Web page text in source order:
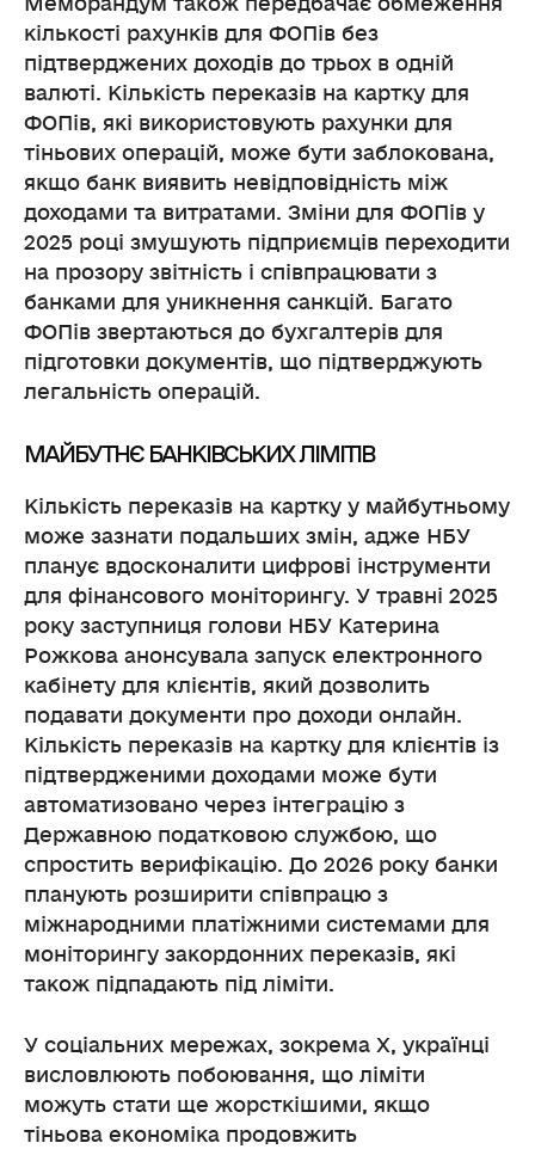
кількості рахунків для ФОПів без
підтверджених доходів до трьох в одній
валюті. Кількість переказів на картку для
ФОПів, які використовують рахунки для
тіньових операцій, може бути заблокована,
якщо банк виявить невідповідність між
доходами та витратами. Зміни для ФОПів у
2025 році змушують підприємців переходити
на прозору звітність і співпрацювати з
банками для уникнення санкцій. Багато
ФОПів звертаються до бухгалтерів для
підготовки документів, що підтверджують
легальність операцій.
МАЙБУТНЄ БАНКІВСЬКИХ ЛІМІТІВ
Кількість переказів на картку у майбутньому
може зазнати подальших змін, адже НБУ
планує вдосконалити цифрові інструменти
для фінансового моніторингу. У травні 2025
року заступниця голови НБУ Катерина
Рожкова анонсувала запуск електронного
кабінету для клієнтів, який дозволить
подавати документи про доходи онлайн.
Кількість переказів на картку для клієнтів із
підтвердженими доходами може бути
автоматизовано через інтеграцію з
Державною податковою службою, що
спростить верифікацію. До 2026 року банки
планують розширити співпрацю з
міжнародними платіжними системами для
моніторингу закордонних переказів, які
також підпадають під ліміти.
У соціальних мережах, зокрема X, українці
висловлюють побоювання, що ліміти
можуть стати ще жорсткішими, якщо
тіньова економіка продовжить